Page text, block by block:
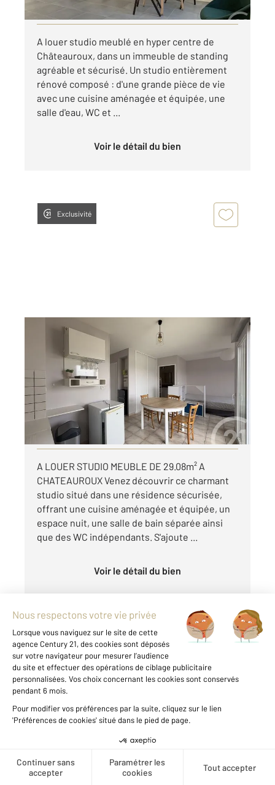
Créer une alerte
Visiter le site dédié
A louer studio meublé en hyper centre de
Châteauroux, dans un immeuble de standing
agréable et sécurisé. Un studio entièrement
rénové composé : d'une grande pièce de vie
avec une cuisine aménagée et équipée, une
salle d'eau, WC et ...
Voir le détail du bien
Exclusivité
CHATEAUROUX 36
Ref : 10225
Appartement F1 à louer
460 €
par mois charges comprises
Visiter le site dédié
A LOUER STUDIO MEUBLE DE 29.08m² A
CHATEAUROUX Venez découvrir ce charmant
studio situé dans une résidence sécurisée,
offrant une cuisine aménagée et équipée, un
espace nuit, une salle de bain séparée ainsi
que des WC indépendants. S'ajoute ...
Voir le détail du bien
Exclusivité
CHATEAUROUX 36
41 m 2, 1 pièce